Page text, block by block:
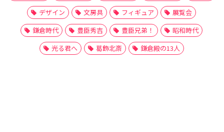
デザイン
文房具 フィギュア
展覧会
鎌倉時代
豊臣秀吉 豊臣兄弟！
昭和時代
光る君へ
葛飾北斎 鎌倉殿の13人